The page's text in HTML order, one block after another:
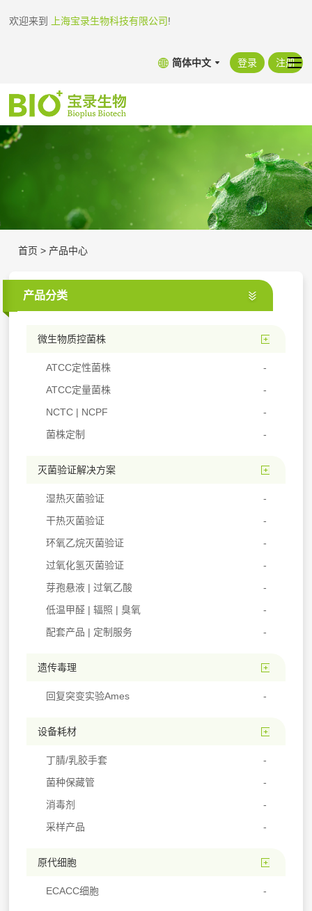
欢迎来到 上海宝录生物科技有限公司!
简体中文 登录 注册
首页 > 产品中心
产品分类
微生物质控菌株
ATCC定性菌株
ATCC定量菌株
NCTC | NCPF
菌株定制
灭菌验证解决方案
湿热灭菌验证
干热灭菌验证
环氧乙烷灭菌验证
过氧化氢灭菌验证
芽孢悬液 | 过氧乙酸
低温甲醛 | 辐照 | 臭氧
配套产品 | 定制服务
遗传毒理
回复突变实验Ames
设备耗材
丁腈/乳胶手套
菌种保藏管
消毒剂
采样产品
原代细胞
ECACC细胞